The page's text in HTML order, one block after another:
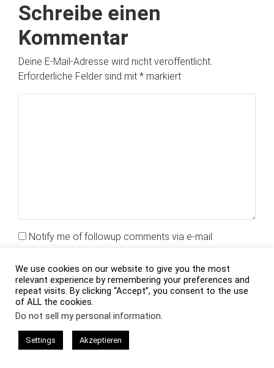
Schreibe einen
Kommentar
Deine E-Mail-Adresse wird nicht veröffentlicht.
Erforderliche Felder sind mit * markiert
Notify me of followup comments via e-mail
Name*
E-Mail *
We use cookies on our website to give you the most
relevant experience by remembering your preferences and
repeat visits. By clicking “Accept”, you consent to the use
of ALL the cookies.
Do not sell my personal information.
Settings Akzeptieren